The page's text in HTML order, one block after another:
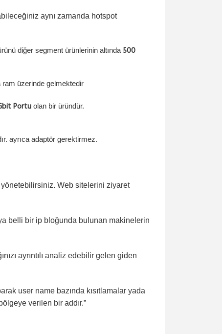
HOTSPOT HAZIR SISTEM 4
P...
OTEL 5651 HAZIR SISTEM 1
aynı zamanda hotspot
diğer segment ürünlerinin altında 500
ram üzerinde gelmektedir
Portu olan bir üründür.
ayrıca adaptör gerektirmez.
yönetebilirsiniz. Web sitelerini ziyaret
belli bir ip bloğunda bulunan makinelerin
ayrıntılı analiz edebilir gelen giden
user name bazında kısıtlamalar yada
verilen bir addır.”